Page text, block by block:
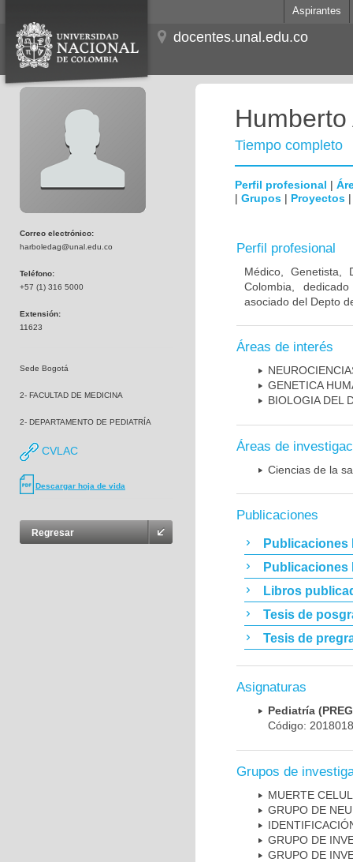
Aspirantes
docentes.unal.edu.co
Correo electrónico:
harboledag@unal.edu.co
Teléfono:
+57 (1) 316 5000
Extensión:
11623
Sede Bogotá
2- FACULTAD DE MEDICINA
2- DEPARTAMENTO DE PEDIATRÍA
CVLAC
Descargar hoja de vida
Regresar
Tiempo completo
Perfil profesional |
| Grupos | Proyectos
Perfil profesional
Médico, Genetista,
Colombia,
asociado del Depto
Áreas de interés
GENETICA
BIOLOGIA DEL
Áreas de
Ciencias de la
Publicaciones
Publicaciones
Publicaciones
Libros
Tesis de
Tesis de
Asignaturas
Pediatría
Código:
Grupos de
MUERTE
GRUPO DE
GRUPO DE
GRUPO DE